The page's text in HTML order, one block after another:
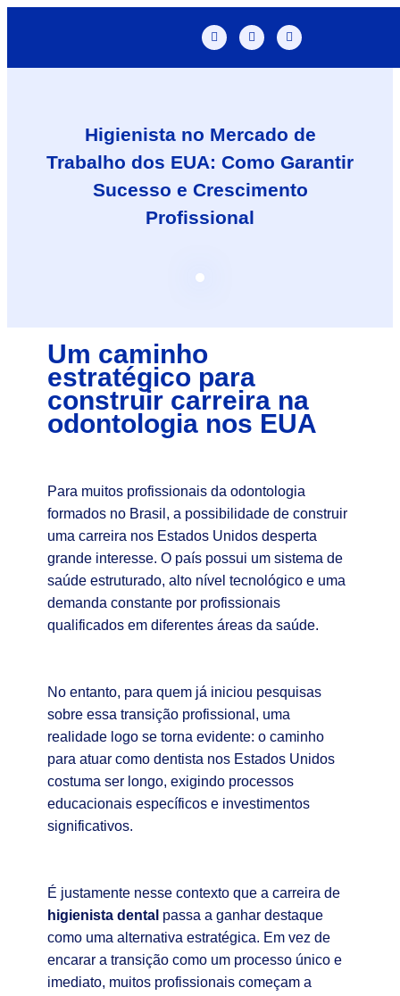
Higienista no Mercado de
Trabalho dos EUA: Como Garantir
Sucesso e Crescimento
Profissional
Um caminho
estratégico para
construir carreira na
odontologia nos EUA
Para muitos profissionais da odontologia
formados no Brasil, a possibilidade de construir
uma carreira nos Estados Unidos desperta
grande interesse. O país possui um sistema de
saúde estruturado, alto nível tecnológico e uma
demanda constante por profissionais
qualificados em diferentes áreas da saúde.
No entanto, para quem já iniciou pesquisas
sobre essa transição profissional, uma
realidade logo se torna evidente: o caminho
para atuar como dentista nos Estados Unidos
costuma ser longo, exigindo processos
educacionais específicos e investimentos
significativos.
É justamente nesse contexto que a carreira de
higienista dental passa a ganhar destaque
como uma alternativa estratégica. Em vez de
encarar a transição como um processo único e
imediato, muitos profissionais começam a